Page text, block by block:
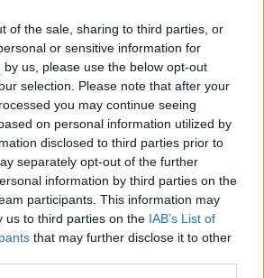
of the sale, sharing to third parties, or
or sensitive information for
us, please use the below opt-out
selection. Please note that after your
you may continue seeing
on personal information utilized by
disclosed to third parties prior to
separately opt-out of the further
information by third parties on the
participants. This information may
us to third parties on the IAB’s List of
that may further disclose it to other